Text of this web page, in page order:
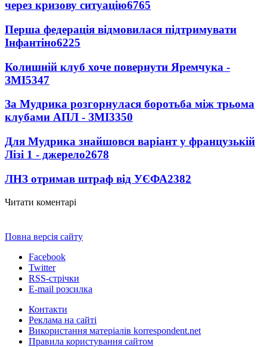
через кризову ситуацію6765
Перша федерація відмовилася підтримувати
Інфантіно6225
Колишній клуб хоче повернути Яремчука -
ЗМІ5347
За Мудрика розгорнулася боротьба між трьома
клубами АПЛ - ЗМІ3350
Для Мудрика знайшовся варіант у французькій
Лізі 1 - джерело2678
ЛНЗ отримав штраф від УЄФА2382
Читати коментарі
Повна версія сайту
Facebook
Twitter
RSS-стрічки
E-mail розсилка
Контакти
Реклама на сайті
Використання матеріалів korrespondent.net
Правила користування сайтом